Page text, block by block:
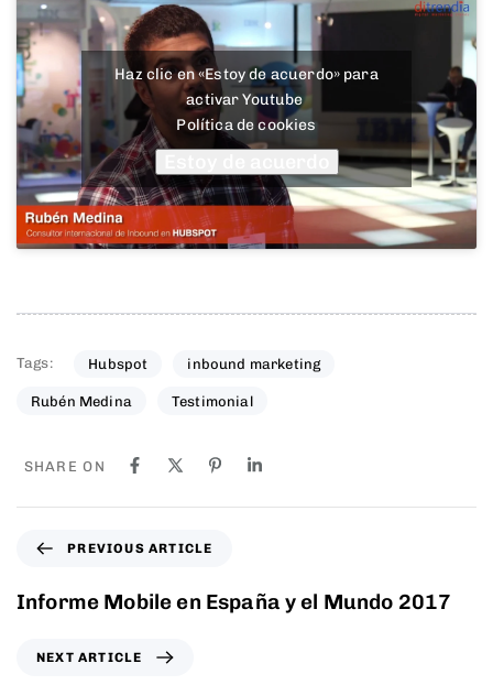
Haz clic en «Estoy de acuerdo» para
activar Youtube
Política de cookies
Tags: Hubspot inbound marketing
Rubén Medina Testimonial
SHARE ON
PREVIOUS ARTICLE
Informe Mobile en España y el Mundo 2017
NEXT ARTICLE